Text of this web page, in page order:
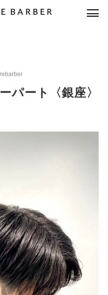
パート〈銀座〉